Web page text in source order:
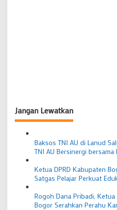
Jangan Lewatkan
Baksos TNI AU di Lanud
TNI AU Bersinergi
Ketua DPRD Kabupaten
Satgas Pelajar Perkuat
Rogoh Dana Pribadi,
Bogor Serahkan Perahu